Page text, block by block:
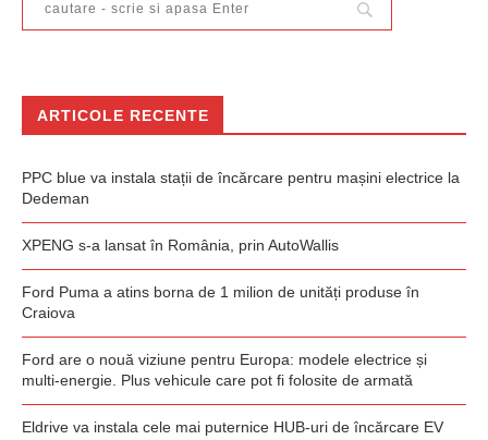
ARTICOLE RECENTE
PPC blue va instala stații de încărcare pentru mașini electrice la
Dedeman
XPENG s-a lansat în România, prin AutoWallis
Ford Puma a atins borna de 1 milion de unități produse în
Craiova
Ford are o nouă viziune pentru Europa: modele electrice și
multi-energie. Plus vehicule care pot fi folosite de armată
Eldrive va instala cele mai puternice HUB-uri de încărcare EV